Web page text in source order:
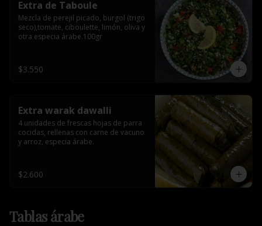
Extra de Taboule
Mezcla de perejil picado, burgol (trigo
seco),tomate, ciboulette, limón, oliva y
otra especia árabe.100gr
$3.550
Extra warak dawalli
4 unidades de frescas hojas de parra
cocidas, rellenas con carne de vacuno
y arroz, especia árabe.
$2.600
Tablas árabe